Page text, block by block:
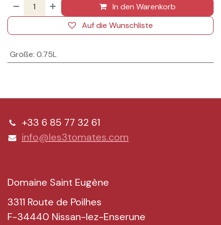
In den Warenkorb
Auf die Wunschliste
Größe: 0.75L
+33 6 85 77 32 61
info@les3tomates.com
Domaine Saint Eugène
3311 Route de Poilhes
F-34440 Nissan-lez-Enserune